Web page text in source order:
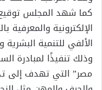
كما شهد المجلس
الإلكترونية
الألفي للتنمية
وذلك تنفيذًا لمبادرة
مصر” التي تهدف إلى